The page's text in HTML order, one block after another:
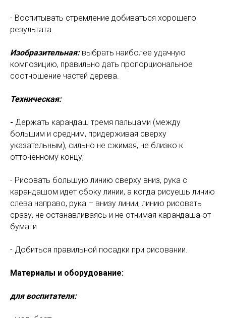
- Воспитывать стремление добиваться хорошего
результата.
Изобразительная:выбрать наиболее удачную
композицию, правильно дать пропорциональное
соотношение частей дерева.
Техническая:
- Держать карандаш тремя пальцами (между
большим и средним, придерживая сверху
указательным), сильно не сжимая, не близко к
отточенному концу;
- Рисовать большую линию сверху вниз, рука с
карандашом идет сбоку линии, а когда рисуешь линию
слева направо, рука – внизу линии, линию рисовать
сразу, не останавливаясь и не отнимая карандаша от
бумаги
- Добиться правильной посадки при рисовании.
Материалы и оборудование:
для воспитателя: